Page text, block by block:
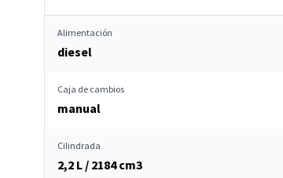
Alimentación
diesel
Caja de cambios
manual
Cilindrada
2,2 L / 2184 cm3